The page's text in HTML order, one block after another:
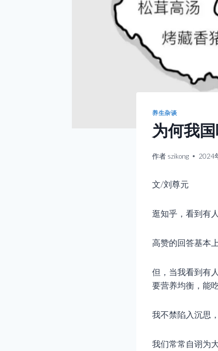
养生杂谈
为何我
作者 szikong 2024
文/刘尊元
逛知乎，看到有
高赞的回答基本
但，当我看到有
要营养均衡，能
我不禁陷入沉思
我们常常自诩为